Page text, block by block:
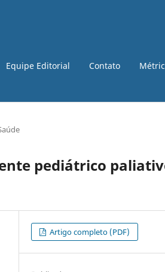
Equipe Editorial Contato
pediátrico
Artigo completo (PDF)